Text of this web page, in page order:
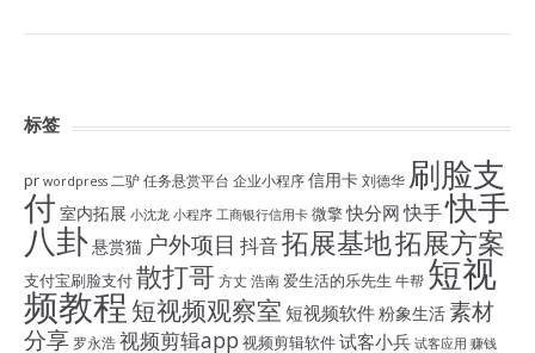
标签
pr wordpress 二驴任务悬赏平台 企业小程序信用卡刘德华 刷脸支
付 室内拓展 小沈龙 小程序 工商银行信用卡 微擎快分网 快手快手
八卦悬赏猫 户外项目 抖音拓展基地拓展方案
支付宝刷脸支付散打哥 方丈 浩南爱生活的乐先生 牛帮 短视
频教程 短视频观察室 短视频软件粉象生活素材
分享 罗永浩视频剪辑app 视频剪辑软件试客小兵 试客应用 赚钱